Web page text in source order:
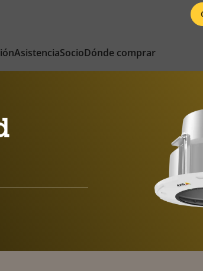
AsistenciaSocioDónde comprar